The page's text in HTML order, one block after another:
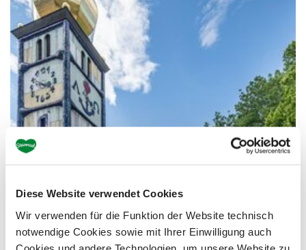
Diese Website verwendet Cookies
Wir verwenden für die Funktion der Website technisch
notwendige Cookies sowie mit Ihrer Einwilligung auch